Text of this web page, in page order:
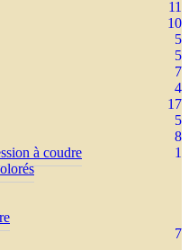
11
10
5
5
7
4
17
5
8
à coudre
1
7